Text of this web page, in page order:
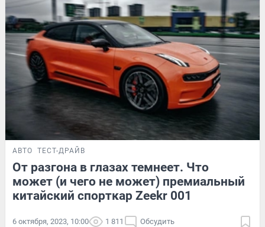
АВТО ТЕСТ-ДРАЙВ
От разгона в глазах темнеет. Что
может (и чего не может) премиальный
китайский спорткар Zeekr 001
6 октября, 2023, 10:00 1 811 Обсудить